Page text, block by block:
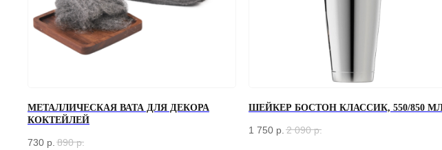
МЕТАЛЛИЧЕСКАЯ ВАТА ДЛЯ ДЕКОРА
КОКТЕЙЛЕЙ
730 р. 890 р.
ШЕЙКЕР БОСТОН КЛАССИК, 550/850
1 750 р. 2 090 р.